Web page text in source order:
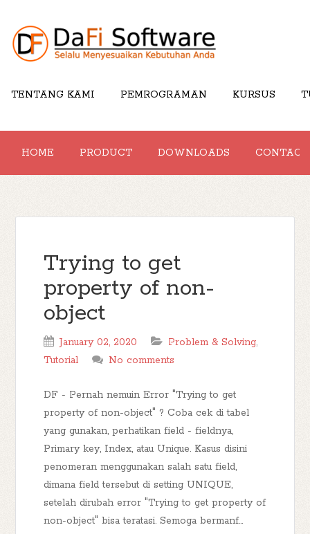
TENTANG KAMI PEMROGRAMAN KURSUS
HOME PRODUCT DOWNLOADS CONTACT
Trying to get
property of non-
object
January 02, 2020 Problem & Solving,
Tutorial
No comments
DF - Pernah nemuin Error "Trying to get
property of non-object" ? Coba cek di tabel
yang gunakan, perhatikan field - fieldnya,
Primary key, Index, atau Unique. Kasus disini
penomeran menggunakan salah satu field,
dimana field tersebut di setting UNIQUE,
setelah dirubah error "Trying to get property of
non-object" bisa teratasi. Semoga bermanf...